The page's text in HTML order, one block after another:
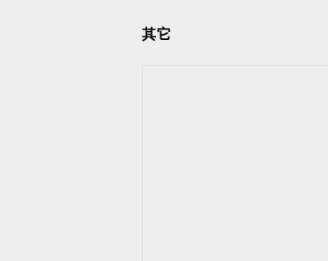
其它